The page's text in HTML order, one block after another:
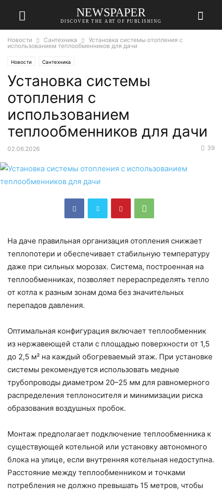
NEWSPAPER
DISCOVER THE ART OF PUBLISHING
Новости Сантехника
Установка системы отопления с
использованием теплообменников для дачи
Новости Сантехника
Установка системы
отопления с
использованием
теплообменников для дачи
02.06.2026 39
На даче правильная организация отопления снижает
теплопотери и обеспечивает стабильную температуру
даже при сильных морозах. Система, построенная на
теплообменниках, позволяет перераспределять тепло
от котла к разным зонам дома без значительных
перепадов давления.
Оптимальная конфигурация включает теплообменник
из нержавеющей стали с площадью поверхности от 1,5
до 2,5 м² на каждый обогреваемый этаж. При установке
системы рекомендуется использовать медные
трубопроводы диаметром 20–25 мм для равномерного
распределения теплоносителя и минимизации риска
образования воздушных пробок.
Монтаж предполагает подключение теплообменника к
существующей котельной или установку автономного
блока на улице, если внутренняя котельная недоступна.
Расстояние между теплообменником и точками
потребления не должно превышать 15 метров, чтобы